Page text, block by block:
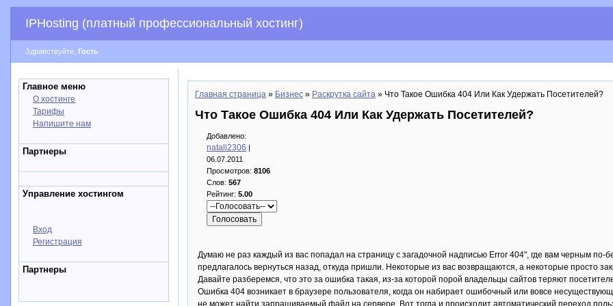
IPHosting (платный профессиональный хостинг)
Здравствуйте, Гость
Главное меню
О хостинге
Тарифы
Напишите нам
Партнеры
Управление хостингом
Вход
Регистрация
Партнеры
Главная страница » Бизнес » Раскрутка сайта » Что Такое Ошибка 404 Или Как Удержать Посетителей?
Что Такое Ошибка 404 Или Как Удержать Посетителей?
Добавлено:
natali2306 |
06.07.2011
Просмотров: 8106
Слов: 567
Рейтинг: 5.00
Думаю не раз каждый из вас попадал на страницу с загадочной надписью Error 404", где вам черным
предлагалось вернуться назад, откуда пришли. Некоторые из вас возвращаются, а некоторые просто
Давайте разберемся, что это за ошибка такая, из-за которой порой владельцы сайтов теряют
Ошибка 404 возникает в браузере пользователя, когда он набирает ошибочный или вовсе
не может найти запрашиваемый файл на сервере. Вот тогда и происходит автоматический переход